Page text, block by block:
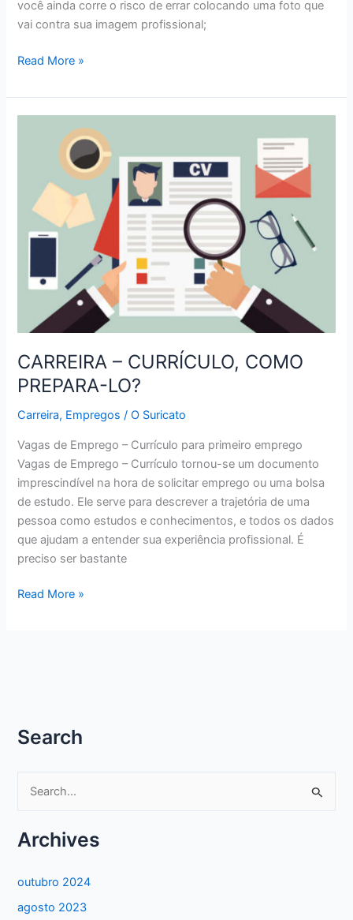
você ainda corre o risco de errar colocando uma foto que
vai contra sua imagem profissional;
CARREIRA
ERROS
MAIS
FREQUENTES
CURRÍCULO
Read More »
CARREIRA – CURRÍCULO, COMO
PREPARA-LO?
Carreira, Empregos /O Suricato
Vagas de Emprego – Currículo para primeiro emprego
Vagas de Emprego – Currículo tornou-se um documento
imprescindível na hora de solicitar emprego ou uma bolsa
de estudo. Ele serve para descrever a trajetória de uma
pessoa como estudos e conhecimentos, e todos os dados
que ajudam a entender sua experiência profissional. É
preciso ser bastante
CARREIRA
Read More »
Search
qArchives
outubro 2024
agosto 2023